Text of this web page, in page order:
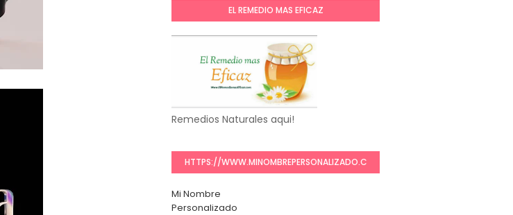
EL REMEDIO MAS EFICAZ
Remedios Naturales aqui!
HTTPS://WWW.MINOMBREPERSONALIZADO.C
Mi Nombre
Personalizado